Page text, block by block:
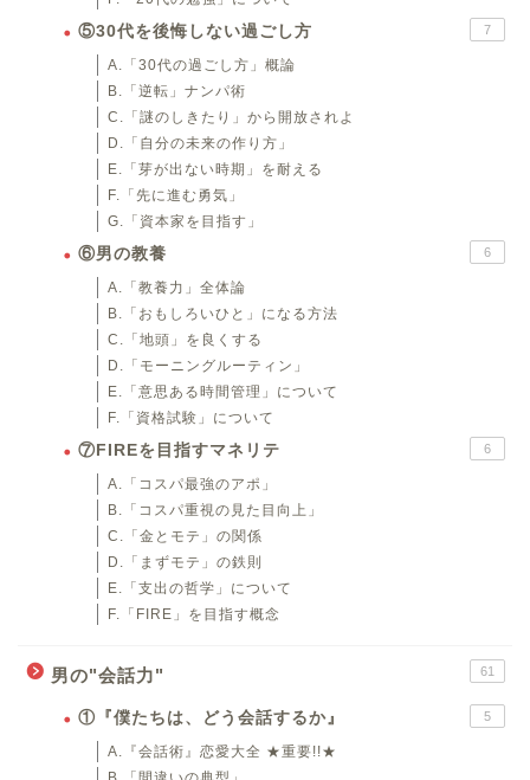
⑤30代を後悔しない過ごし方 7
A.「30代の過ごし方」概論
B.「逆転」ナンパ術
C.「謎のしきたり」から開放されよ
D.「自分の未来の作り方」
E.「芽が出ない時期」を耐える
F.「先に進む勇気」
G.「資本家を目指す」
⑥男の教養 6
A.「教養力」全体論
B.「おもしろいひと」になる方法
C.「地頭」を良くする
D.「モーニングルーティン」
E.「意思ある時間管理」について
F.「資格試験」について
⑦FIREを目指すマネリテ 6
A.「コスパ最強のアポ」
B.「コスパ重視の見た目向上」
C.「金とモテ」の関係
D.「まずモテ」の鉄則
E.「支出の哲学」について
F.「FIRE」を目指す概念
男の"会話力" 61
①『僕たちは、どう会話するか』 5
A.『会話術』恋愛大全 ★重要!!★